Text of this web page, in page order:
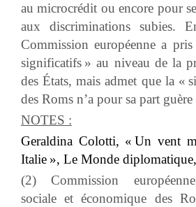
au microcrédit ou encore pour
aux discriminations subies.
Commission européenne a
significatifs » au niveau de la
des États, mais admet que la «
des Roms n’a pour sa part
NOTES :
Geraldina Colotti, « Un vent
Italie », Le Monde
(2) Commission
sociale et économique des